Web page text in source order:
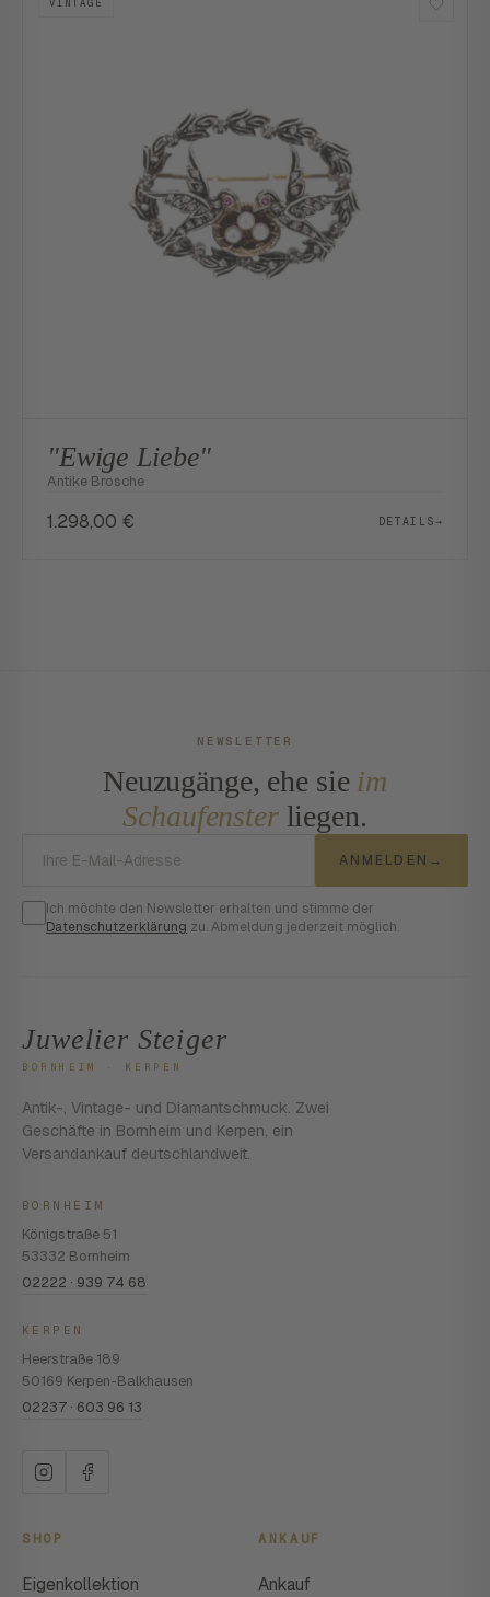
VINTAGE
"Ewige Liebe"
Antike Brosche
1.298,00 € DETAILS→
NEWSLETTER
Neuzugänge, ehe sie im
Schaufensterliegen.
ANMELDEN →
Ich möchte den Newsletter erhalten und stimme der
Datenschutzerklärung zu. Abmeldung jederzeit möglich.
Juwelier Steiger
BORNHEIM · KERPEN
Antik-, Vintage- und Diamantschmuck. Zwei
Geschäfte in Bornheim und Kerpen, ein
Versandankauf deutschlandweit.
BORNHEIM
Königstraße 51
53332 Bornheim
02222 · 939 74 68
KERPEN
Heerstraße 189
50169 Kerpen-Balkhausen
02237 · 603 96 13
SHOP
Eigenkollektion
ANKAUF
Ankauf